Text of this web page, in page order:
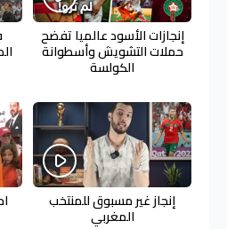
إنجازات الأسود عالميا تفضح
حملات التشويش وأسطوانة
الكولسة
إنجاز غير مسبوق للمنتخب
المغربي